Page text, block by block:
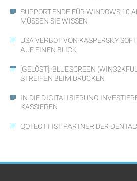
SUPPORT-ENDE FÜR WINDOWS 10
MÜSSEN SIE WISSEN
USA VERBOT VON KASPERSKY
AUF EINEN BLICK
[GELÖST]: BLUESCREEN
TREIFEN BEIM DRUCKEN
IN DIE DIGITALISIERUNG
KASSIEREN
QOTEC IT IST PARTNER DER